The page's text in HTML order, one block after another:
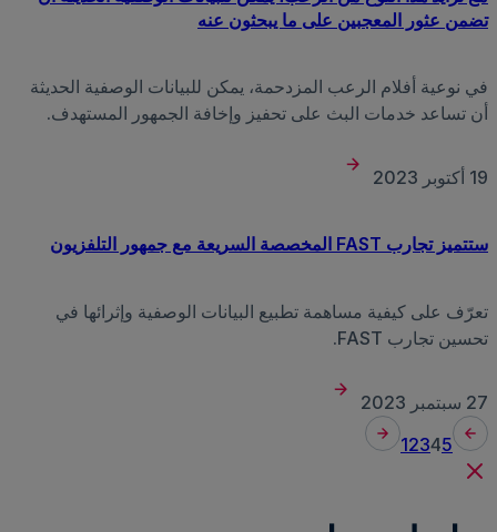
تضمن عثور المعجبين على ما يبحثون عنه
في نوعية أفلام الرعب المزدحمة، يمكن للبيانات الوصفية الحديثة
أن تساعد خدمات البث على تحفيز وإخافة الجمهور المستهدف.
19 أكتوبر 2023
ستتميز تجارب FAST المخصصة السريعة مع جمهور التلفزيون
تعرّف على كيفية مساهمة تطبيع البيانات الوصفية وإثرائها في
تحسين تجارب FAST.
27 سبتمبر 2023
12345